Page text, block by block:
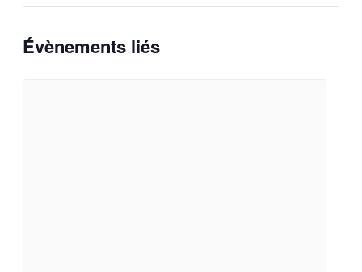
Évènements liés